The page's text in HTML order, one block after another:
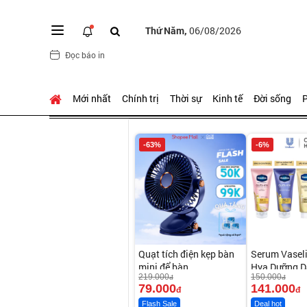
Thứ Năm, 06/08/2026
Đọc báo in
Mới nhất Chính trị Thời sự Kinh tế Đời sống
-63%
Quạt tích điện kẹp bàn
mini để bàn
219.000đ
79.000đ
Flash Sale
-6%
Serum
Hya Dưỡng
Sau 7 Ngày
150.000đ
141.000đ
Deal hot